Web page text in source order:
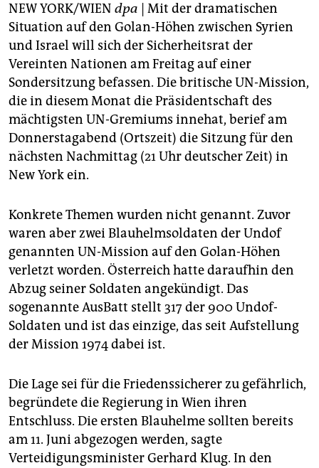
fragen & hilfe
unterstützen
abo
genossenschaft
epaper login
NEW YORK/WIEN dpa | Mit der dramatischen
Situation auf den Golan-Höhen zwischen Syrien
und Israel will sich der Sicherheitsrat der
Vereinten Nationen am Freitag auf einer
Sondersitzung befassen. Die britische UN-Mission,
die in diesem Monat die Präsidentschaft des
mächtigsten UN-Gremiums innehat, berief am
Donnerstagabend (Ortszeit) die Sitzung für den
nächsten Nachmittag (21 Uhr deutscher Zeit) in
New York ein.
Konkrete Themen wurden nicht genannt. Zuvor
waren aber zwei Blauhelmsoldaten der Undof
genannten UN-Mission auf den Golan-Höhen
verletzt worden. Österreich hatte daraufhin den
Abzug seiner Soldaten angekündigt. Das
sogenannte AusBatt stellt 317 der 900 Undof-
Soldaten und ist das einzige, das seit Aufstellung
der Mission 1974 dabei ist.
Die Lage sei für die Friedenssicherer zu gefährlich,
begründete die Regierung in Wien ihren
Entschluss. Die ersten Blauhelme sollten bereits
am 11. Juni abgezogen werden, sagte
Verteidigungsminister Gerhard Klug. In den